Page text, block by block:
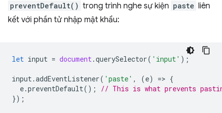
preventDefault() trong trình nghe sự kiện paste liên
kết với phần tử nhập mật khẩu:
let input = document.querySelector( 'input' );
input.addEventListener( 'paste' , (e) => {
e.preventDefault();
// This is what prevents
});